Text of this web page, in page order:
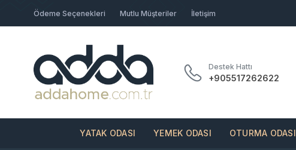
Ödeme Seçenekleri Mutlu Müşteriler İletişim
Destek Hattı
+905517262622
YATAK ODASI YEMEK ODASI OTURMA ODASI